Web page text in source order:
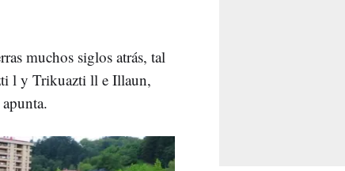
muchos siglos atrás, tal
l y Trikuazti ll e Illaun,